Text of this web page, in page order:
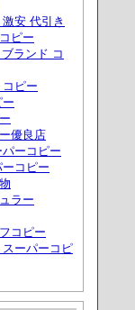
安 代引き
ピー
ランド コ
ピー
優良店
ーコピー
コピー
ラー
コピー
ーパーコピ